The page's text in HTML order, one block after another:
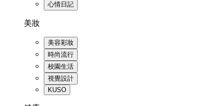
心情日記
美妝
美容彩妝
時尚流行
校園生活
視覺設計
KUSO